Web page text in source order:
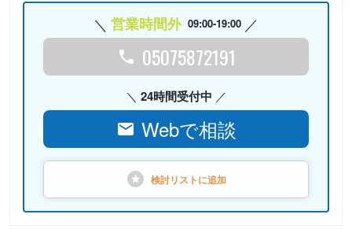
営業時間外 09:00-19:00
05075872191
24時間受付中
Webで相談
検討リストに追加